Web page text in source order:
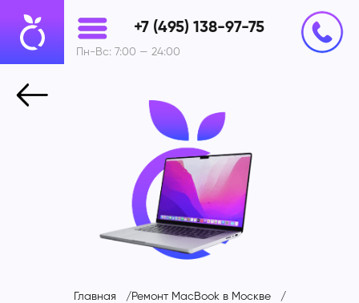
+7 (495) 138-97-75
Пн-Вс: 7:00 — 24:00
Главная
Ремонт MacBook в Москве